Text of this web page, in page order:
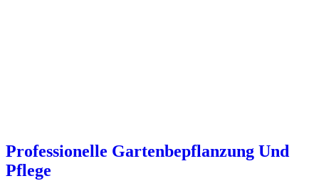
Professionelle Gartenbepflanzung Und
Pflege